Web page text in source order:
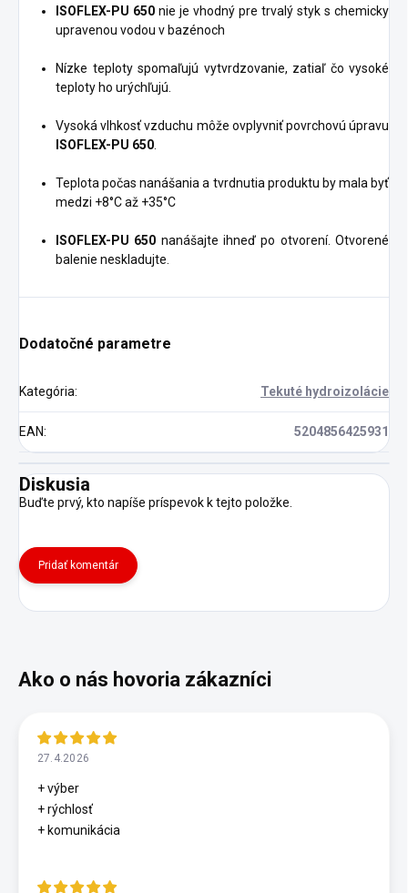
ISOFLEX-PU 650 nie je vhodný pre trvalý styk s chemicky
upravenou vodou v bazénoch
Nízke teploty spomaľujú vytvrdzovanie, zatiaľ čo vysoké
teploty ho urýchľujú.
Vysoká vlhkosť vzduchu môže ovplyvniť povrchovú úpravu
ISOFLEX-PU 650
Teplota počas nanášania a tvrdnutia produktu by mala byť
medzi +8°C až +35°C
ISOFLEX-PU 650 nanášajte ihneď po otvorení. Otvorené
balenie neskladujte.
Dodatočné parametre
Kategória: Tekuté hydroizolácie
EAN: 5204856425931
Diskusia
Buďte prvý, kto napíše príspevok k tejto položke.
Pridať komentár
27.4.2026
+ výber
+ rýchlosť
+ komunikácia